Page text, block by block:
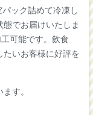
ック詰めて冷凍し
でお届けいたしま
可能です。飲食
たいお客様に好評を
す。